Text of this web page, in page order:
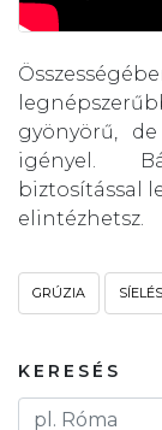
gyönyörű,
igényel.
biztosítással
elintézhetsz.
GRÚZIA SÍELÉS
KERESÉS